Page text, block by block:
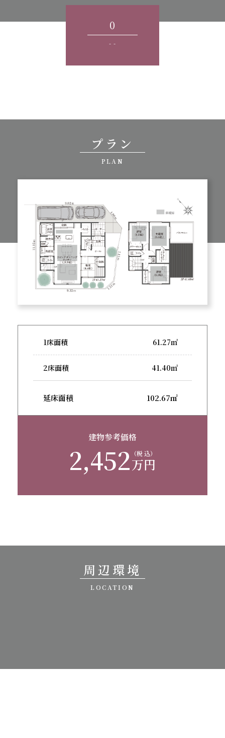
0
- -
プラン
PLAN
1床面積 61.27㎡
2床面積 41.40㎡
延床面積 102.67㎡
建物参考価格
2,452万円
（税 込）
周辺環境
LOCATION